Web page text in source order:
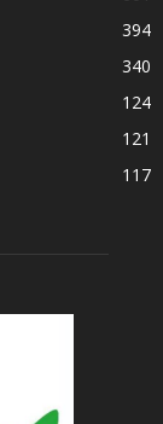
394
340
124
121
117